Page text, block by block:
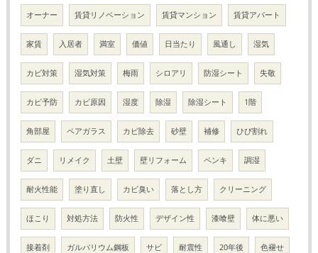
オーナー 賃貸リノベーション 賃貸マンション 賃貸アパート
家賃 入居者 満室 価値 日当たり 風通し 湿気
カビ対策 湿気対策 梅雨 シロアリ 防湿シート 失敬
カビ予防 カビ原因 湿度 除湿 除湿シート 1階
角部屋 ペアガラス カビ除去 砂壁 補修 ひび割れ
ダニ リメイク 土壁 壁リフォーム ペンキ 調湿
耐火性能 塗り直し カビ臭い 落とし方 クリーニング
ほこり 対処方法 防火性 デザイン性 漆喰壁 体に悪い
接着剤 ガルバリウム鋼板 サビ 耐震性 20年後 色褪せ